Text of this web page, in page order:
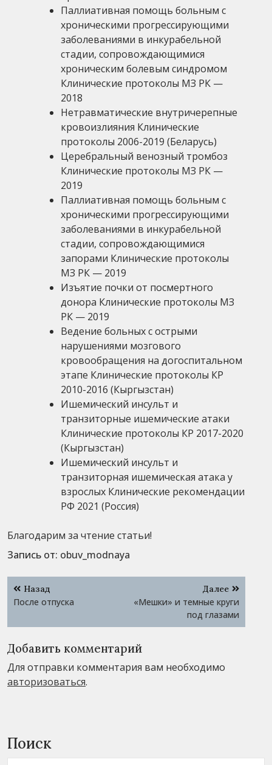
Паллиативная помощь больным с
хроническими прогрессирующими
заболеваниями в инкурабельной
стадии, сопровождающимися
хроническим болевым синдромом
Клинические протоколы МЗ РК —
2018
Нетравматические внутричерепные
кровоизлияния Клинические
протоколы 2006-2019 (Беларусь)
Церебральный венозный тромбоз
Клинические протоколы МЗ РК —
2019
Паллиативная помощь больным с
хроническими прогрессирующими
заболеваниями в инкурабельной
стадии, сопровождающимися
запорами Клинические протоколы
МЗ РК — 2019
Изъятие почки от посмертного
донора Клинические протоколы МЗ
РК — 2019
Ведение больных с острыми
нарушениями мозгового
кровообращения на догоспитальном
этапе Клинические протоколы КР
2010-2016 (Кыргызстан)
Ишемический инсульт и
транзиторные ишемические атаки
Клинические протоколы КР 2017-2020
(Кыргызстан)
Ишемический инсульт и
транзиторная ишемическая атака у
взрослых Клинические рекомендации
РФ 2021 (Россия)
Благодарим за чтение статьи!
Запись от: obuv_modnaya
Навигация
по
Назад
После отпуска
Далее
«Мешки» и темные круги
под глазами
Добавить комментарий
Для отправки комментария вам необходимо
авторизоваться.
Поиск